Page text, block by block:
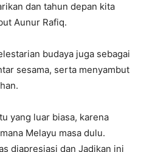
dan tahun depan kita
Aunur Rafiq.
budaya juga sebagai
sesama, serta menyambut
yang luar biasa, karena
Melayu masa dulu.
diapresiasi dan Jadikan ini